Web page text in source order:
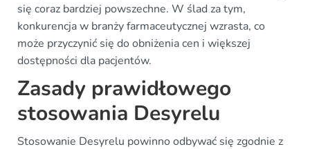
się coraz bardziej powszechne. W ślad za tym,
konkurencja w branży farmaceutycznej wzrasta, co
może przyczynić się do obniżenia cen i większej
dostępności dla pacjentów.
Zasady prawidłowego
stosowania Desyrelu
Stosowanie Desyrelu powinno odbywać się zgodnie z